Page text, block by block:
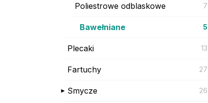
Poliestrowe odblaskowe 7
Bawełniane 5
Plecaki 13
Fartuchy 27
Smycze 26